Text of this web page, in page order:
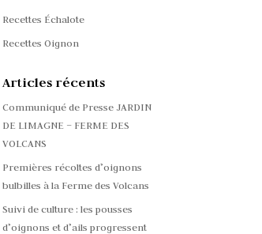
Recettes Échalote
Recettes Oignon
Articles récents
Communiqué de Presse JARDIN
DE LIMAGNE – FERME DES
VOLCANS
Premières récoltes d’oignons
bulbilles à la Ferme des Volcans
Suivi de culture : les pousses
d’oignons et d’ails progressent